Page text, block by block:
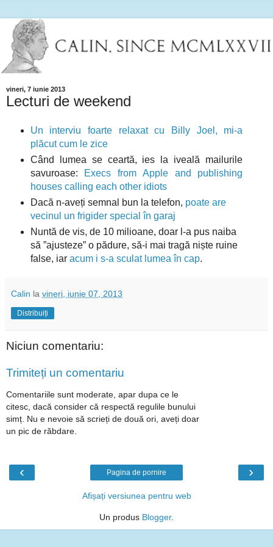
vineri, 7 iunie 2013
Lecturi de weekend
Un interviu foarte relaxat cu Billy Joel, mi-a
plăcut cum le zice
Când lumea se ceartă, ies la iveală mailurile
savuroase: Execs from Apple and publishing
houses calling each other idiots
Dacă n-aveți semnal bun la telefon, poate are
vecinul un frigider special în garaj
Nuntă de vis, de 10 milioane, doar l-a pus naiba
să ”ajusteze” o pădure, să-i mai tragă niște ruine
false, iar acum i s-a sculat lumea în cap.
Calin la vineri, iunie 07, 2013
Distribuiți
Niciun comentariu:
Trimiteți un comentariu
Comentariile sunt moderate, apar dupa ce le
citesc, dacă consider că respectă regulile bunului
simț. Nu e nevoie să scrieți de două ori, aveți doar
un pic de răbdare.
‹ ›
Pagina de pornire
Afișați versiunea pentru web
Un produs Blogger.